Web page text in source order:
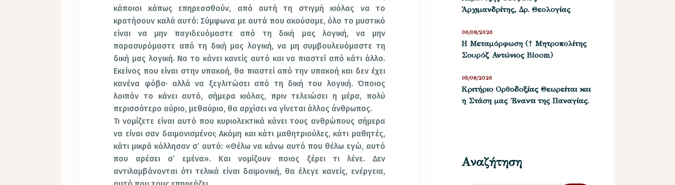
κάποιοι κάπως επηρεασθούν, από αυτή τη στιγμή κιόλας να το
κρατήσουν καλά αυτό: Σύμφωνα με αυτά που ακούσαμε, όλο το μυστικό
είναι να μην παγιδευόμαστε από τη δική μας λογική, να μην
παρασυρόμαστε από τη δική μας λογική, να μη συμβουλευόμαστε τη
δική μας λογική. Να το κάνει κανείς αυτό και να πιαστεί από κάτι άλλο.
Εκείνος που είναι στην υπακοή, θα πιαστεί από την υπακοή και δεν έχει
κανένα φόβο· αλλά να ξεγλιτώσει από τη δική του λογική. Όποιος
λοιπόν το κάνει αυτό, σήμερα κιόλας, πριν τελειώσει η μέρα, πολύ
περισσότερο αύριο, μεθαύριο, θα αρχίσει να γίνεται άλλος άνθρωπος.
Τι νομίζετε είναι αυτό που κυριολεκτικά κάνει τους ανθρώπους σήμερα
να είναι σαν δαιμονισμένοι; Ακόμη και κάτι μαθητριούλες, κάτι μαθητές,
κάτι μικρά κόλλησαν σ’ αυτό: «Θέλω να κάνω αυτό που θέλω εγώ, αυτό
που αρέσει σ’ εμένα». Και νομίζουν ποιος ξέρει τι λένε. Δεν
αντιλαμβάνονται ότι τελικά είναι δαιμονική, θα έλεγε κανείς, ενέργεια,
Ἀρχιμανδρίτης, Δρ. Θεολογίας
Η Μεταμόρφωση († Μητροπολίτης
Σουρόζ Αντώνιος Bloom)
06/08/2026
Kριτήριο Oρθοδοξίας Θεωρείται και
η Στάση μας ΄Εναντι της Παναγίας.
05/08/2026
Αναζήτηση